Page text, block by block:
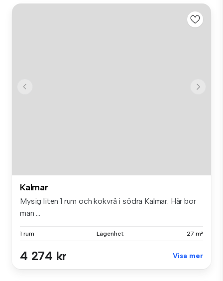
Kalmar
Mysig liten 1 rum och kokvrå i södra Kalmar. Här bor
man ...
1 rum Lägenhet 27 m²
4 274 kr Visa mer